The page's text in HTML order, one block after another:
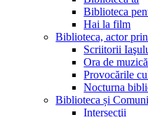
Biblioteca
Hai la film
Biblioteca, actor
Scriitorii
Ora de muzică
Provocările
Nocturna
Biblioteca și
Intersecţii